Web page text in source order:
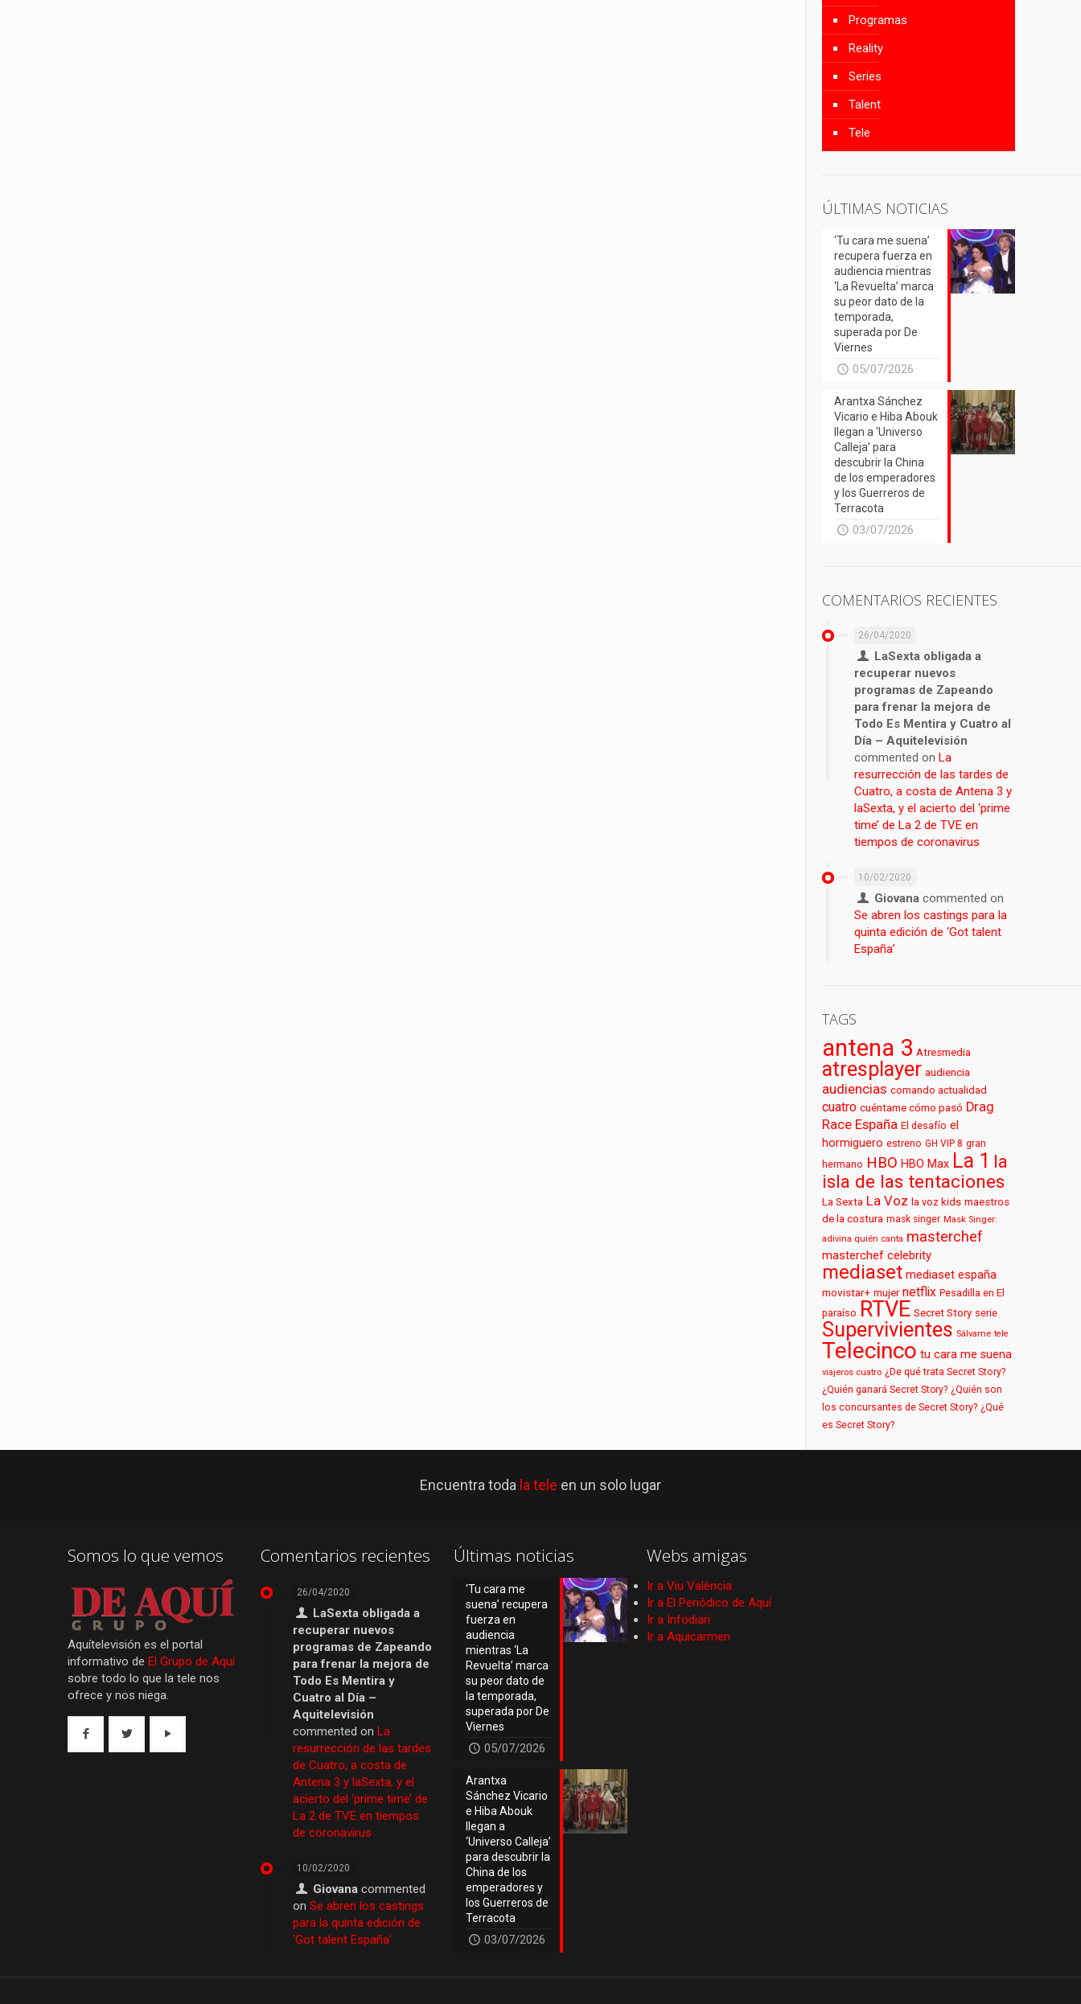
Programas
Reality
Series
Talent
Tele
ÚLTIMAS NOTICIAS
‘Tu cara me suena’
recupera fuerza en
audiencia mientras
‘La Revuelta’ marca
su peor dato de la
temporada,
superada por De
Viernes
05/07/2026
Arantxa Sánchez
Vicario e Hiba Abouk
llegan a ‘Universo
Calleja’ para
descubrir la China
de los emperadores
y los Guerreros de
Terracota
03/07/2026
COMENTARIOS RECIENTES
26/04/2020
LaSexta obligada a
recuperar nuevos
programas de Zapeando
para frenar la mejora de
Todo Es Mentira y Cuatro al
Día – Aquitelevisión
commented onLa
resurrección de las tardes de
Cuatro, a costa de Antena 3 y
laSexta, y el acierto del ‘prime
time’ de La 2 de TVE en
tiempos de coronavirus
10/02/2020
Giovana commented on
Se abren los castings para la
quinta edición de ‘Got talent
España’
TAGS
antena 3 Atresmedia
atresplayer audiencia
audiencias comando actualidad
cuatro cuéntame cómo pasó Drag
Race España El desafío el
hormiguero estreno GH VIP 8 gran
hermano HBO HBO Max La 1 la
isla de las tentaciones
La Sexta La Voz la voz kids maestros
de la costura mask singer Mask Singer:
adivina quién canta masterchef
masterchef celebrity
mediaset mediaset españa
movistar+ mujer netflix Pesadilla en El
paraíso RTVE Secret Story serie
Supervivientes Sálvame tele
Telecinco tu cara me suena
viajeros cuatro ¿De qué trata Secret Story?
¿Quién ganará Secret Story? ¿Quién son
los concursantes de Secret Story? ¿Qué
es Secret Story?
Encuentra toda la tele en un solo lugar
Somos lo que vemos
Aquítelevisión es el portal
informativo de El Grupo de Aquí
sobre todo lo que la tele nos
ofrece y nos niega.
Comentarios recientes
26/04/2020
LaSexta obligada a
recuperar nuevos
programas de Zapeando
para frenar la mejora de
Todo Es Mentira y
Cuatro al Día –
Aquitelevisión
commented on La
resurrección de las tardes
de Cuatro, a costa de
Antena 3 y laSexta, y el
acierto del ‘prime time’ de
La 2 de TVE en tiempos
de coronavirus
10/02/2020
Giovana commented
on Se abren los castings
para la quinta edición de
‘Got talent España’
Últimas noticias
‘Tu cara me
suena’ recupera
fuerza en
audiencia
mientras ‘La
Revuelta’ marca
su peor dato de
la temporada,
superada por De
Viernes
05/07/2026
Arantxa
Sánchez Vicario
e Hiba Abouk
llegan a
‘Universo Calleja’
para descubrir la
China de los
emperadores y
los Guerreros de
Terracota
03/07/2026
Webs amigas
Ir a Viu València
Ir a El Periódico de Aquí
Ir a Infodiari
Ir a Aquicarmen